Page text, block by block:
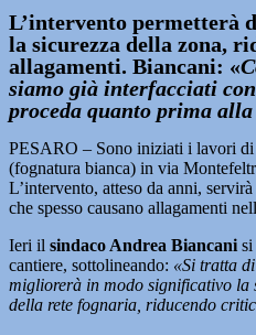
L’intervento permetterà
la sicurezza della zona,
allagamenti. Biancani: «
siamo già interfacciati
proceda quanto prima
PESARO – Sono iniziati i lavori
(fognatura bianca) in via
L’intervento, atteso da anni,
che spesso causano allagamenti
Ieri il sindaco Andrea Biancani si
cantiere, sottolineando: «Si tratta
migliorerà in modo significativo la
della rete fognaria, riducendo